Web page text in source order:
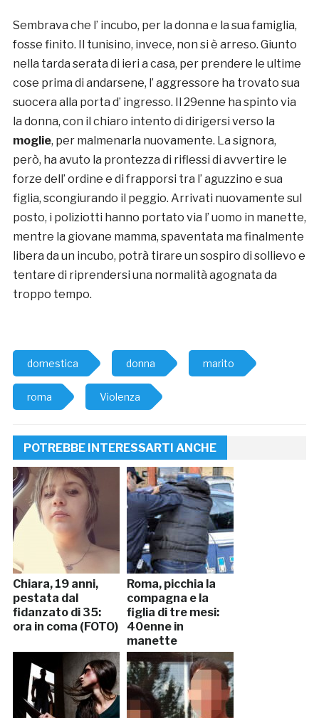
Sembrava che l’ incubo, per la donna e la sua famiglia,
fosse finito. Il tunisino, invece, non si è arreso. Giunto
nella tarda serata di ieri a casa, per prendere le ultime
cose prima di andarsene, l’ aggressore ha trovato sua
suocera alla porta d’ ingresso. Il 29enne ha spinto via
la donna, con il chiaro intento di dirigersi verso la
moglie, per malmenarla nuovamente. La signora,
però, ha avuto la prontezza di riflessi di avvertire le
forze dell’ ordine e di frapporsi tra l’ aguzzino e sua
figlia, scongiurando il peggio. Arrivati nuovamente sul
posto, i poliziotti hanno portato via l’ uomo in manette,
mentre la giovane mamma, spaventata ma finalmente
libera da un incubo, potrà tirare un sospiro di sollievo e
tentare di riprendersi una normalità agognata da
troppo tempo.
domestica donna marito
roma Violenza
POTREBBE INTERESSARTI ANCHE
Chiara, 19 anni,
pestata dal
fidanzato di 35:
ora in coma (FOTO)
Roma, picchia la
compagna e la
figlia di tre mesi:
40enne in
manette